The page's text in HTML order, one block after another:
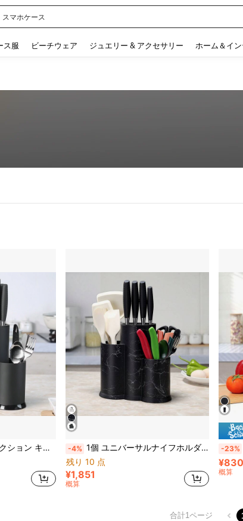
スマホケース
ス服 ビーチウェア ジュエリー & アクセサリー ホーム＆イ
ガナイザー、スペース節約キッチンツール、ブラックブラシ仕上げ
-4% 1個 ユニバーサルナイフホルダー、3-in-1、キッチンツールラック、ナイフ収納ラック、空のナイフスロット、大型キッチンツール、ブラックブラシ仕上げ多機能キッチンツールラック ナイフ、箸など収納可能 - スペースを節約するキッチンガジェット
残り 10 点
¥1,851
概算
-23%
¥830
概算
合計1ページ